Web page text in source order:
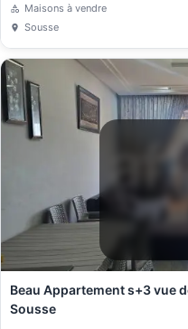
Maisons à vendre
Sousse
Beau Appartement s+3 vue
Sousse